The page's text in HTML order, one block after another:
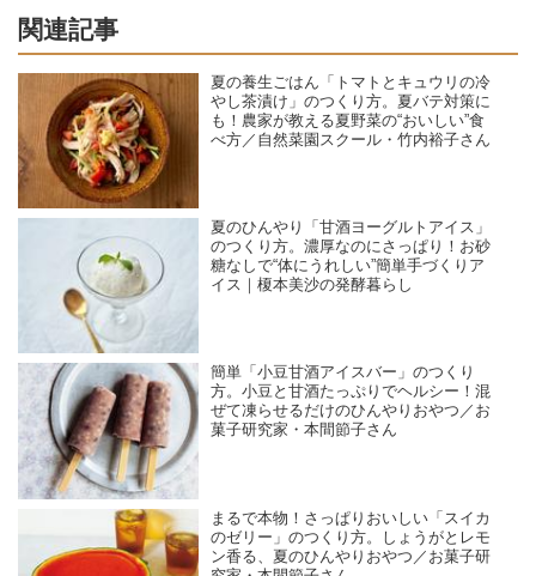
関連記事
夏の養生ごはん「トマトとキュウリの冷
やし茶漬け」のつくり方。夏バテ対策に
も！農家が教える夏野菜の“おいしい”食
べ方／自然菜園スクール・竹内裕子さん
夏のひんやり「甘酒ヨーグルトアイス」
のつくり方。濃厚なのにさっぱり！お砂
糖なしで“体にうれしい”簡単手づくりア
イス｜榎本美沙の発酵暮らし
簡単「小豆甘酒アイスバー」のつくり
方。小豆と甘酒たっぷりでヘルシー！混
ぜて凍らせるだけのひんやりおやつ／お
菓子研究家・本間節子さん
まるで本物！さっぱりおいしい「スイカ
のゼリー」のつくり方。しょうがとレモ
ン香る、夏のひんやりおやつ／お菓子研